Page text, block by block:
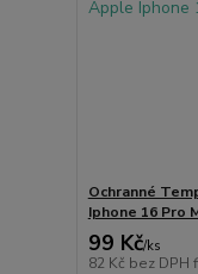
Ochranné
Iphone 16 Pro
99 Kč/ks
82 Kč bez DPH